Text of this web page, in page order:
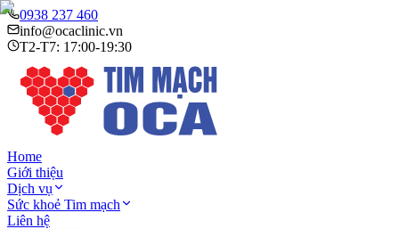
0938 237 460
info@ocaclinic.vn
T2-T7: 17:00-19:30
Home
Giới thiệu
Dịch vụ
Sức khoẻ Tim mạch
Liên hệ